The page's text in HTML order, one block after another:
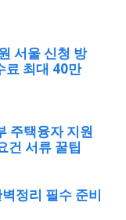
서울 신청 방
료 최대 40만
주택융자 지원
건 서류 꿀팁
정리 필수 준비